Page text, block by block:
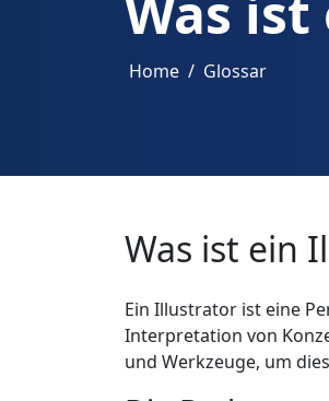
Home Glossar
Was ist ein
Ein Illustrator ist eine
Interpretation von
und Werkzeuge, um